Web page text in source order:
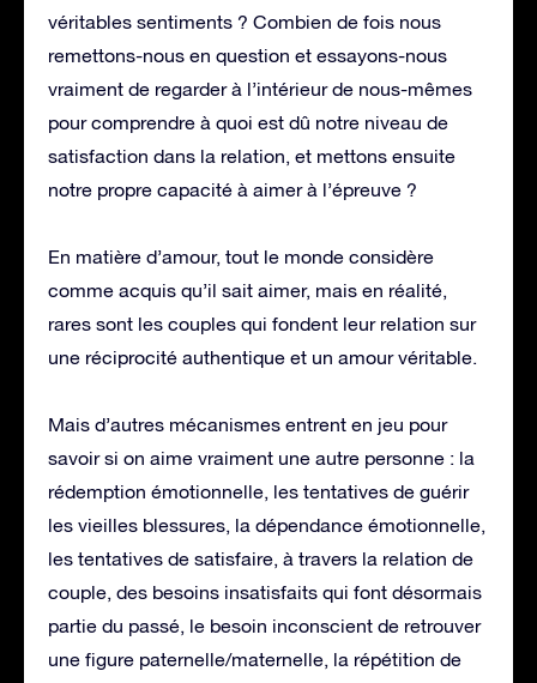
véritables sentiments ? Combien de fois nous
remettons-nous en question et essayons-nous
vraiment de regarder à l’intérieur de nous-mêmes
pour comprendre à quoi est dû notre niveau de
satisfaction dans la relation, et mettons ensuite
notre propre capacité à aimer à l’épreuve ?
En matière d’amour, tout le monde considère
comme acquis qu’il sait aimer, mais en réalité,
rares sont les couples qui fondent leur relation sur
une réciprocité authentique et un amour véritable.
Mais d’autres mécanismes entrent en jeu pour
savoir si on aime vraiment une autre personne : la
rédemption émotionnelle, les tentatives de guérir
les vieilles blessures, la dépendance émotionnelle,
les tentatives de satisfaire, à travers la relation de
couple, des besoins insatisfaits qui font désormais
partie du passé, le besoin inconscient de retrouver
une figure paternelle/maternelle, la répétition de